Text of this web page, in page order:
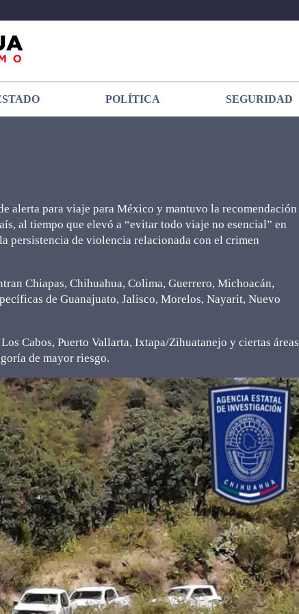
POLÍTICA SEGURIDAD
alerta para viaje para México y mantuvo la recomendación
al tiempo que elevó a “evitar todo viaje no esencial” en
persistencia de violencia relacionada con el crimen
Chiapas, Chihuahua, Colima, Guerrero, Michoacán,
de Guanajuato, Jalisco, Morelos, Nayarit, Nuevo
Cabos, Puerto Vallarta, Ixtapa/Zihuatanejo y ciertas áreas
de mayor riesgo.